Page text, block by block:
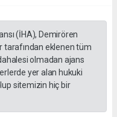
(İHA), Demirören
tarafından eklenen tüm
olmadan ajans
yer alan hukuki
sitemizin hiç bir